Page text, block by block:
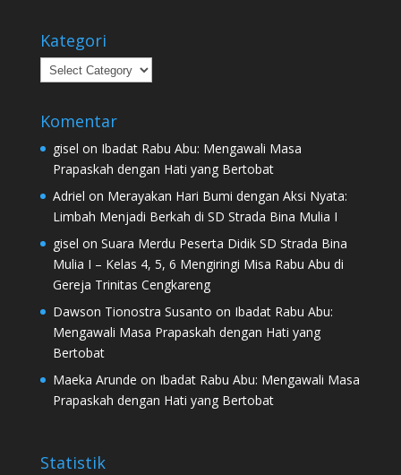
Kategori
Kategori
Komentar
gisel on Ibadat Rabu Abu: Mengawali Masa
Prapaskah dengan Hati yang Bertobat
Adriel on Merayakan Hari Bumi dengan Aksi Nyata:
Limbah Menjadi Berkah di SD Strada Bina Mulia I
gisel on Suara Merdu Peserta Didik SD Strada Bina
Mulia I – Kelas 4, 5, 6 Mengiringi Misa Rabu Abu di
Gereja Trinitas Cengkareng
Dawson Tionostra Susanto on Ibadat Rabu Abu:
Mengawali Masa Prapaskah dengan Hati yang
Bertobat
Maeka Arunde on Ibadat Rabu Abu: Mengawali Masa
Prapaskah dengan Hati yang Bertobat
Statistik